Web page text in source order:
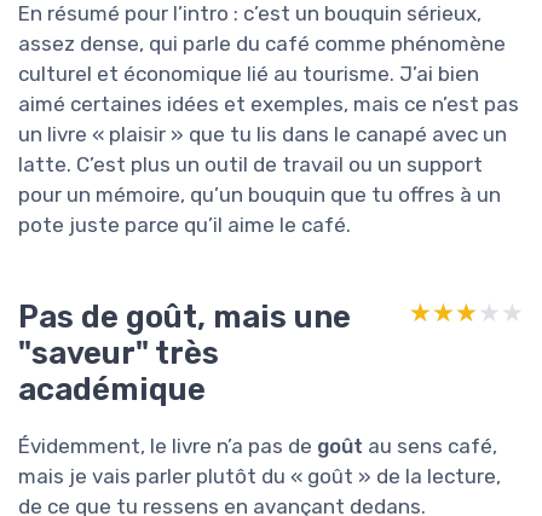
En résumé pour l’intro : c’est un bouquin sérieux,
assez dense, qui parle du café comme phénomène
culturel et économique lié au tourisme. J’ai bien
aimé certaines idées et exemples, mais ce n’est pas
un livre « plaisir » que tu lis dans le canapé avec un
latte. C’est plus un outil de travail ou un support
pour un mémoire, qu’un bouquin que tu offres à un
pote juste parce qu’il aime le café.
Pas de goût, mais une
"saveur" très
académique
★★★★★
★★★★★
Évidemment, le livre n’a pas de goût au sens café,
mais je vais parler plutôt du « goût » de la lecture,
de ce que tu ressens en avançant dedans.